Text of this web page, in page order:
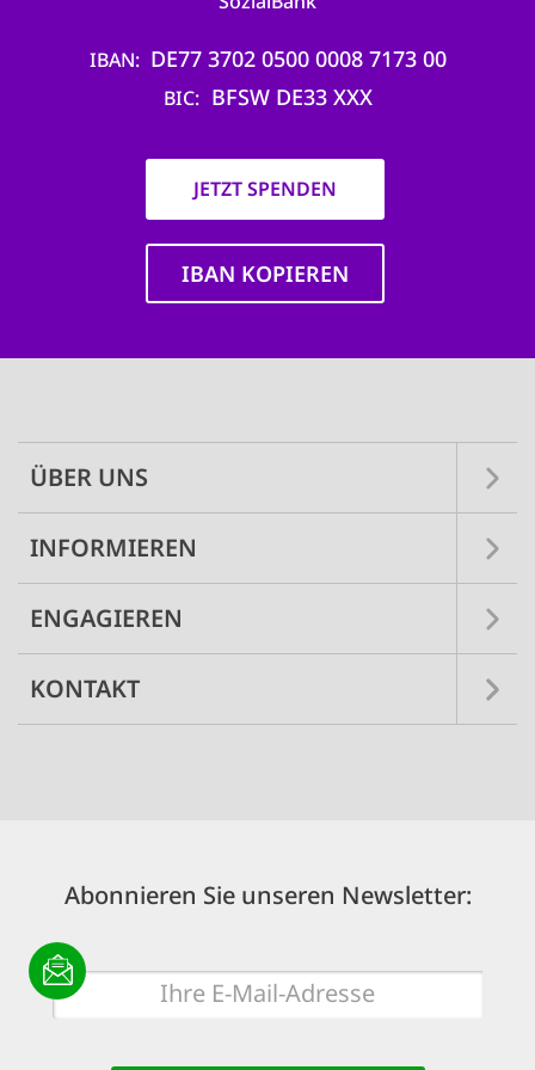
IBAN DE77 3702 0500 0008 7173 00
BIC BFSW DE33 XXX
JETZT SPENDEN
IBAN KOPIEREN
ÜBER UNS
INFORMIEREN
ENGAGIEREN
KONTAKT
Abonnieren Sie unseren Newsletter:
E-
Mail